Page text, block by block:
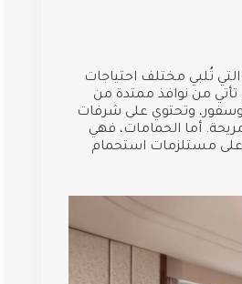
تُلبي مختلف احتياجات
تأتي من نوافذ ممتدة من
وتحتوي على شرفات
أما الحمامات، فهي
على مستلزمات استحمام